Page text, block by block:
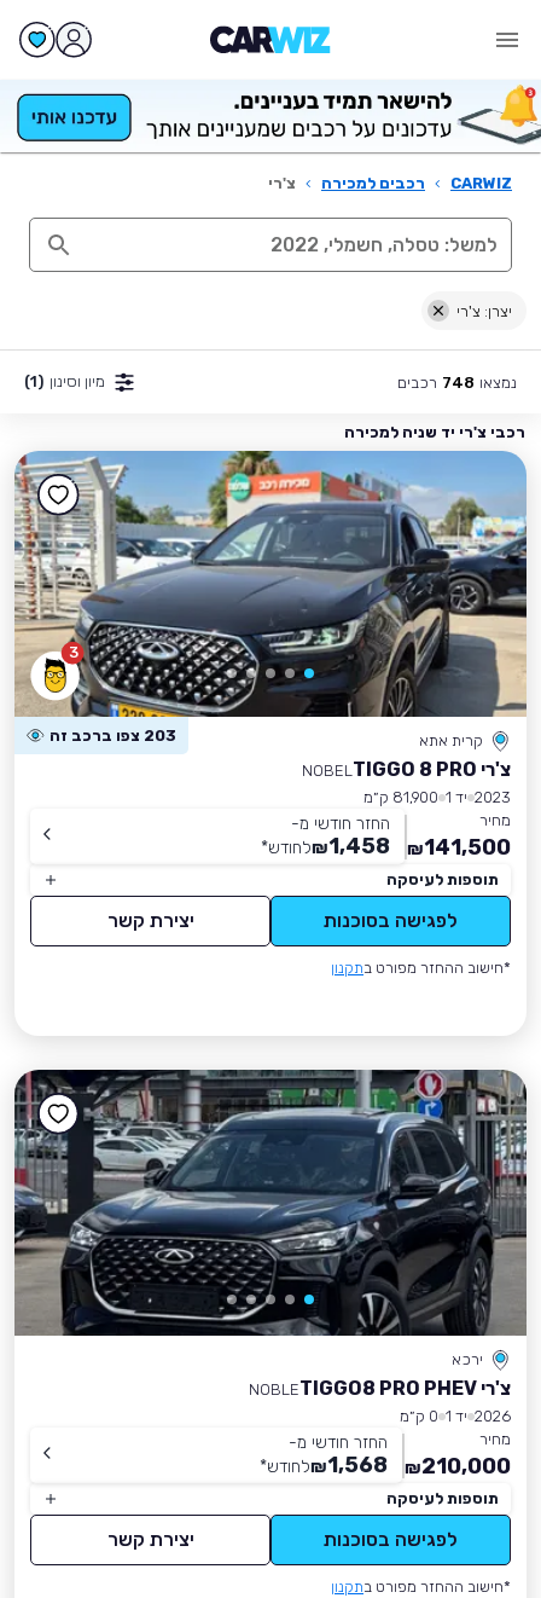
CARWIZ
› רכבים למכירה › צ'רי
יצרן: צ'רי
נמצאו 748 רכבים מיון וסינון (1)
רכבי צ'רי יד שניה למכירה
3
קרית אתא 203 צפו ברכב זה
צ'רי TIGGO 8 PRO
NOBEL
2023 יד 1
81,900 ק״מ
מחיר
141,500
₪
החזר חודשי מ-
1,458
₪לחודש*
תוספות לעיסקה
לפגישה בסוכנות יצירת קשר
*חישוב ההחזר מפורט בתקנון
ירכא
צ'רי TIGGO8 PRO PHEV
NOBLE
2026 יד 1
0 ק״מ
מחיר
210,000
₪
החזר חודשי מ-
1,568
₪לחודש*
תוספות לעיסקה
לפגישה בסוכנות יצירת קשר
*חישוב ההחזר מפורט בתקנון